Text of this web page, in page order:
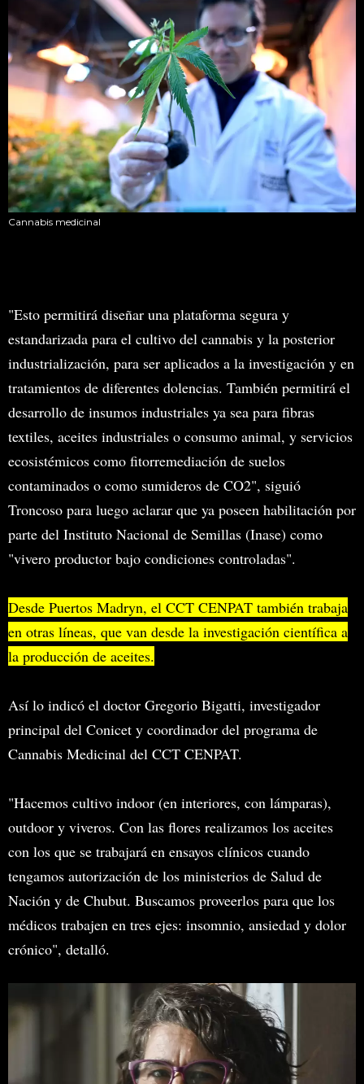
Cannabis medicinal
"Esto permitirá diseñar una plataforma segura y
estandarizada para el cultivo del cannabis y la posterior
industrialización, para ser aplicados a la investigación y en
tratamientos de diferentes dolencias. También permitirá el
desarrollo de insumos industriales ya sea para fibras
textiles, aceites industriales o consumo animal, y servicios
ecosistémicos como fitorremediación de suelos
contaminados o como sumideros de CO2", siguió
Troncoso para luego aclarar que ya poseen habilitación por
parte del Instituto Nacional de Semillas (Inase) como
"vivero productor bajo condiciones controladas".
Desde Puertos Madryn, el CCT CENPAT también trabaja
en otras líneas, que van desde la investigación científica a
la producción de aceites.
Así lo indicó el doctor Gregorio Bigatti, investigador
principal del Conicet y coordinador del programa de
Cannabis Medicinal del CCT CENPAT.
"Hacemos cultivo indoor (en interiores, con lámparas),
outdoor y viveros. Con las flores realizamos los aceites
con los que se trabajará en ensayos clínicos cuando
tengamos autorización de los ministerios de Salud de
Nación y de Chubut. Buscamos proveerlos para que los
médicos trabajen en tres ejes: insomnio, ansiedad y dolor
crónico", detalló.